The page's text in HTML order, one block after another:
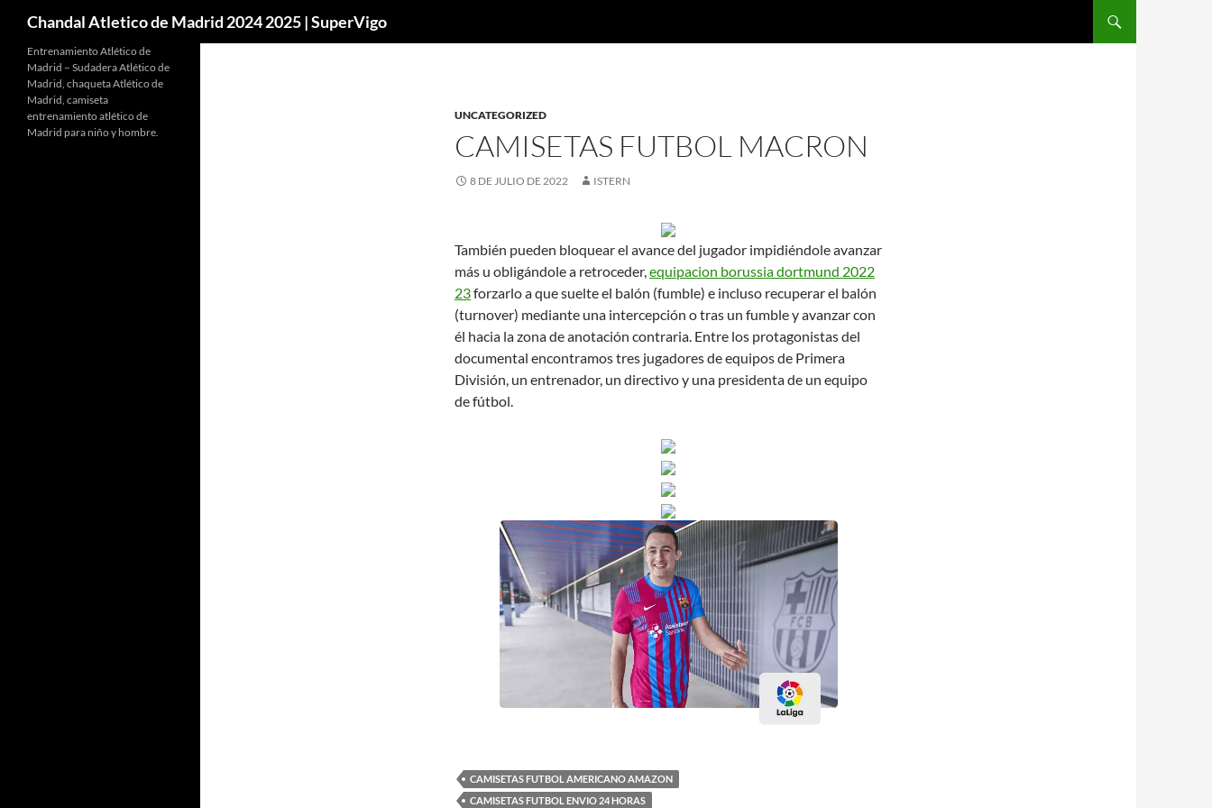
Chandal Atletico de Madrid 2024 2025 | SuperVigo
UNCATEGORIZED
CAMISETAS FUTBOL MACRON
8 DE JULIO DE 2022 ISTERN
También pueden bloquear el avance del jugador impidiéndole avanzar
más u obligándole a retroceder,equipacion borussia dortmund 2022
23forzarlo a que suelte el balón (fumble) e incluso recuperar el balón
(turnover) mediante una intercepción o tras un fumble y avanzar con
él hacia la zona de anotación contraria. Entre los protagonistas del
documental encontramos tres jugadores de equipos de Primera
División, un entrenador, un directivo y una presidenta de un equipo
de fútbol.
CAMISETAS FUTBOL AMERICANO AMAZON
CAMISETAS FUTBOL ENVIO 24 HORAS
Entrenamiento Atlético de
Madrid – Sudadera Atlético de
Madrid, chaqueta Atlético de
Madrid, camiseta
entrenamiento atlético de
Madrid para niño y hombre.